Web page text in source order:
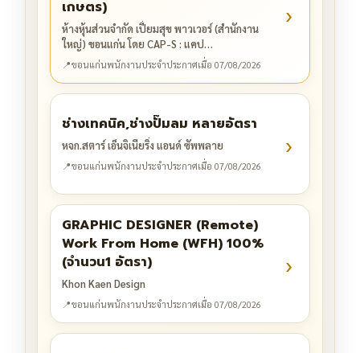
เกษตร)
ห้างหุ้นส่วนจำกัด เปี่ยมสุข พาวเวอร์ (สำนักงาน
ใหญ่) ขอนแก่น โดย CAP-S : แคป…
📍ขอนแก่นพนักงานประจำประกาศเมื่อ 07/08/2026
›
ช่างเทคนิค,ช่างปั๊มลม หลายอัตรา
หจก.สตาร์ เอ็นจิเนียริ่ง แอนด์ ซัพพลาย
📍ขอนแก่นพนักงานประจำประกาศเมื่อ 07/08/2026
›
GRAPHIC DESIGNER (Remote)
Work From Home (WFH) 100%
(จำนวน1 อัตรา)
Khon Kaen Design
📍ขอนแก่นพนักงานประจำประกาศเมื่อ 07/08/2026
›